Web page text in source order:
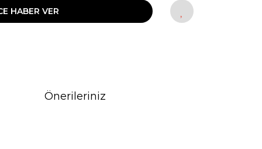
HABER VER
Önerileriniz